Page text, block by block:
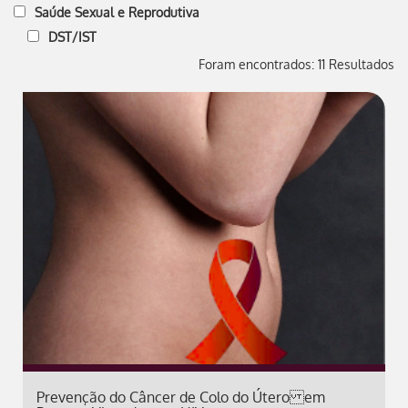
Saúde Sexual e Reprodutiva
DST/IST
Foram encontrados: 11 Resultados
Prevenção do Câncer de Colo do Útero em